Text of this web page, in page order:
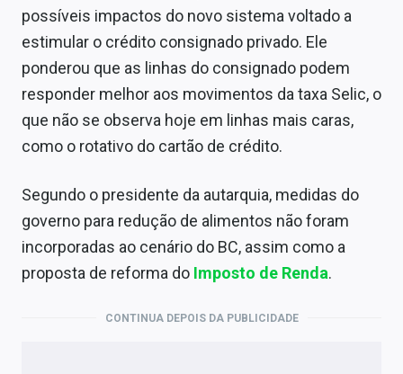
possíveis impactos do novo sistema voltado a
estimular o crédito consignado privado. Ele
ponderou que as linhas do consignado podem
responder melhor aos movimentos da taxa Selic, o
que não se observa hoje em linhas mais caras,
como o rotativo do cartão de crédito.
Segundo o presidente da autarquia, medidas do
governo para redução de alimentos não foram
incorporadas ao cenário do BC, assim como a
proposta de reforma do Imposto de Renda.
CONTINUA DEPOIS DA PUBLICIDADE